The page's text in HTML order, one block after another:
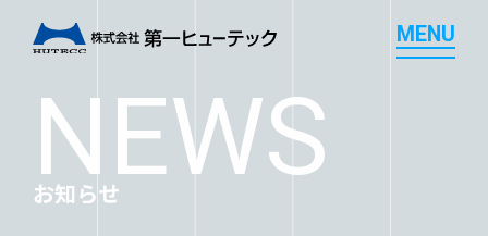
M ENU
NEWS
お知らせ